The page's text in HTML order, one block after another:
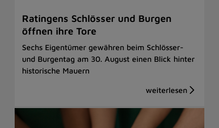
Ratingens Schlösser und Burgen
öffnen ihre Tore
Sechs Eigentümer gewähren beim Schlösser-
und Burgentag am 30. August einen Blick hinter
historische Mauern